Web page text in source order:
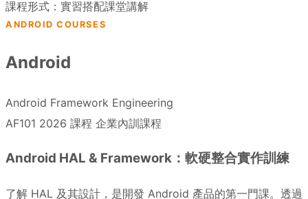
課程形式：實習搭配課堂講解
ANDROID COURSES
Android
Android Framework Engineering
AF101 2026 課程 企業內訓課程
Android HAL & Framework：軟硬整合實作訓練
了解 HAL 及其設計，是開發 Android 產品的第一門課。透過